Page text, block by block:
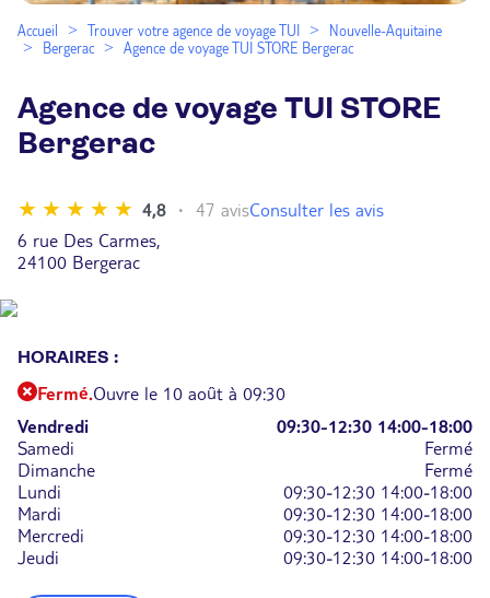
Accueil Trouver votre agence de voyage TUI
Nouvelle-Aquitaine
Bergerac
Agence de voyage TUI STORE Bergerac
Agence de voyage TUI STORE
Bergerac
4,8 47 avisConsulter les avis
6 rue Des Carmes,
24100 Bergerac
HORAIRES :
Fermé.Ouvre le 10 août à 09:30
Vendredi
09:30-12:30 14:00-18:00
Samedi
Fermé
Dimanche
Fermé
Lundi
09:30-12:30 14:00-18:00
Mardi
09:30-12:30 14:00-18:00
Mercredi
09:30-12:30 14:00-18:00
Jeudi
09:30-12:30 14:00-18:00